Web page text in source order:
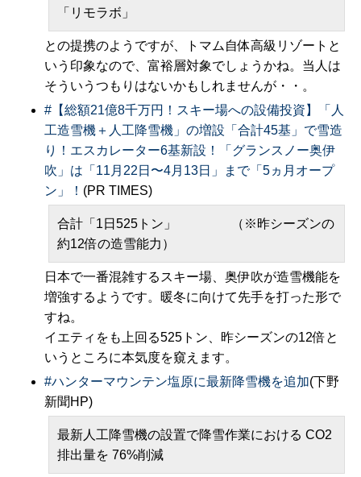
「リモラボ」
との提携のようですが、トマム自体高級リゾートと
いう印象なので、富裕層対象でしょうかね。当人は
そういうつもりはないかもしれませんが・・。
# 【総額21億8千万円！スキー場への設備投資】「人
工造雪機＋人工降雪機」の増設「合計45基」で雪造
り！エスカレーター6基新設！「グランスノー奥伊
吹」は「11月22日〜4月13日」まで「5ヵ月オープ
ン」！ (PR TIMES)
合計「1日525トン」 （※昨シーズンの
約12倍の造雪能力）
日本で一番混雑するスキー場、奥伊吹が造雪機能を
増強するようです。暖冬に向けて先手を打った形で
すね。
イエティをも上回る525トン、昨シーズンの12倍と
いうところに本気度を窺えます。
#ハンターマウンテン塩原に最新降雪機を追加(下野
新聞HP)
最新人工降雪機の設置で降雪作業における CO2
排出量を 76%削減